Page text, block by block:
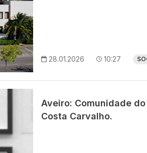
28.01.2026 10:27
Aveiro: Comunidade
Costa Carvalho.